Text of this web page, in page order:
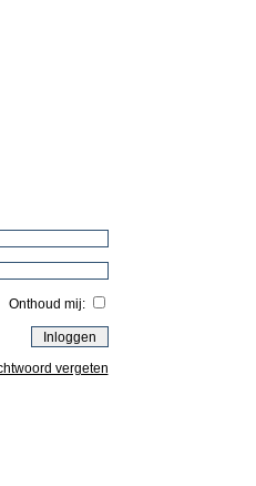
Onthoud mij:
vergeten